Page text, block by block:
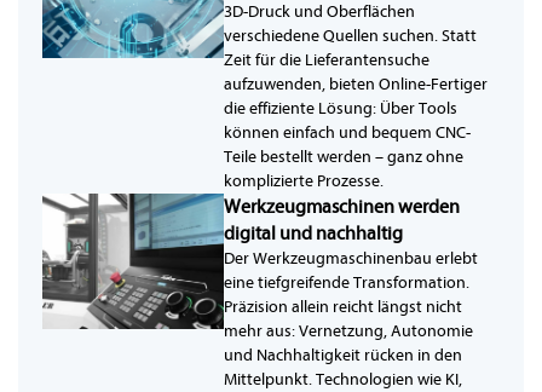
3D-Druck und Oberflächen
verschiedene Quellen suchen. Statt
Zeit für die Lieferantensuche
aufzuwenden, bieten Online-Fertiger
die effiziente Lösung: Über Tools
können einfach und bequem CNC-
Teile bestellt werden – ganz ohne
komplizierte Prozesse.
Werkzeugmaschinen werden
digital und nachhaltig
Der Werkzeugmaschinenbau erlebt
eine tiefgreifende Transformation.
Präzision allein reicht längst nicht
mehr aus: Vernetzung, Autonomie
und Nachhaltigkeit rücken in den
Mittelpunkt. Technologien wie KI,